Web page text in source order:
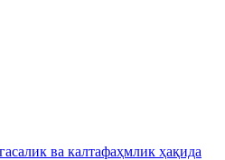
ва калтафаҳмлик ҳақида